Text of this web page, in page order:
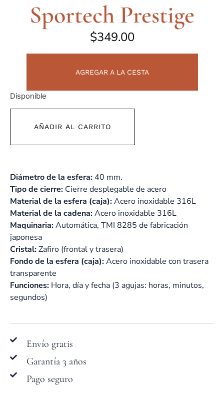
Sportech Prestige
$349.00
AGREGAR A LA CESTA
Disponible
AÑADIR AL CARRITO
Diámetro de la esfera: 40 mm.
Tipo de cierre: Cierre desplegable de acero
Material de la esfera (caja):Acero inoxidable 316L
Material de la cadena:Acero inoxidable 316L
Maquinaria:Automática, TMI 8285 de fabricación
japonesa
Cristal:Zafiro (frontal y trasera)
Fondo de la esfera (caja):Acero inoxidable con trasera
transparente
Funciones: Hora, día y fecha (3 agujas: horas, minutos,
segundos)
Envío gratis
Garantía 3 años
Pago seguro